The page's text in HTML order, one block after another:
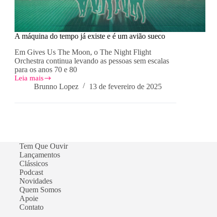
A máquina do tempo já existe e é um avião sueco
Em Gives Us The Moon, o The Night Flight
Orchestra continua levando as pessoas sem escalas
para os anos 70 e 80
Leia mais
A
máquina
um
avião
sueco
Brunno Lopez 13 de fevereiro de 2025
Tem Que Ouvir
Lançamentos
Clássicos
Podcast
Novidades
Quem Somos
Apoie
Contato